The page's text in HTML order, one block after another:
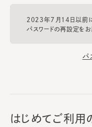
2023年7月14日以前
パスワードの再設定をお
パ
はじめてご利用